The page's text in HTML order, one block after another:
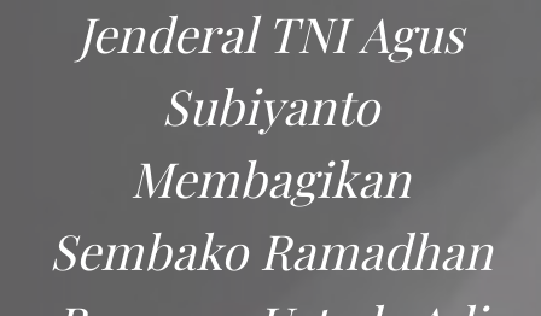
Jenderal TNI Agus
Subiyanto
Membagikan
Sembako Ramadhan